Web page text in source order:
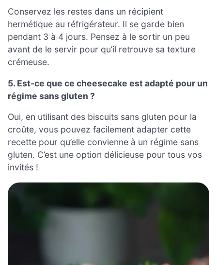
Conservez les restes dans un récipient
hermétique au réfrigérateur. Il se garde bien
pendant 3 à 4 jours. Pensez à le sortir un peu
avant de le servir pour qu’il retrouve sa texture
crémeuse.
5. Est-ce que ce cheesecake est adapté pour un
régime sans gluten ?
Oui, en utilisant des biscuits sans gluten pour la
croûte, vous pouvez facilement adapter cette
recette pour qu’elle convienne à un régime sans
gluten. C’est une option délicieuse pour tous vos
invités !